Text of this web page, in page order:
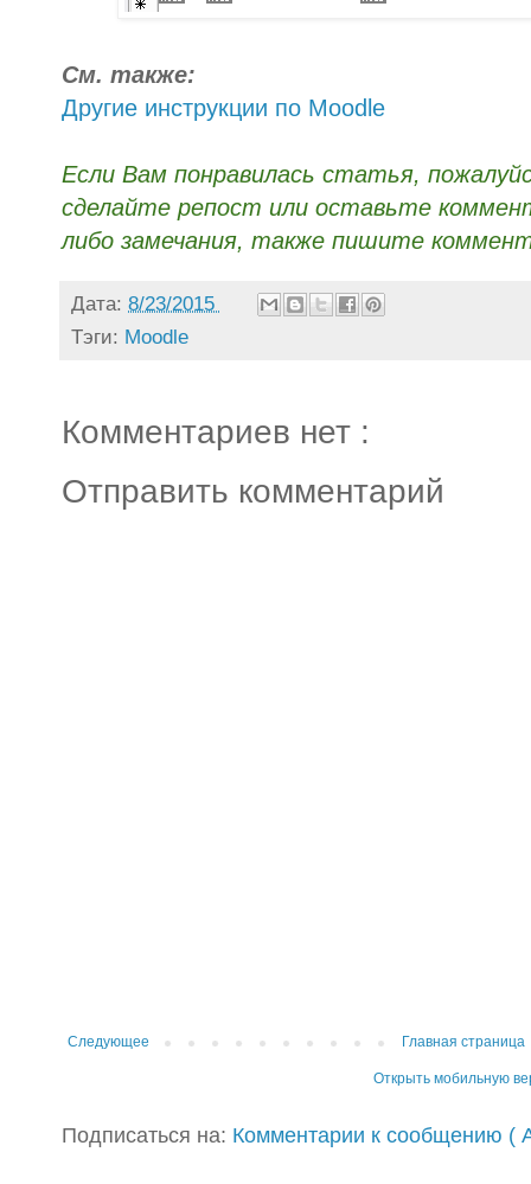
См. также:
Другие инструкции по Moodle
Если Вам понравилась статья,
сделайте репост или оставьте
либо замечания, также пишите
Дата: 8/23/2015
Тэги: Moodle
Комментариев нет :
Отправить комментарий
Следующее Главная страница
Открыть мобильную
Подписаться на: Комментарии к сообщению (